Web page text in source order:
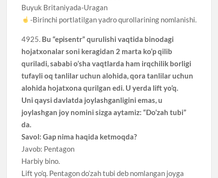
Buyuk Britaniyada-Uragan
-Birinchi portlatilgan yadro qurollarining nomlanishi.
4925. Bu “episentr” qurulishi vaqtida binodagi
hojatxonalar soni keragidan 2 marta ko’p qilib
quriladi, sababi o’sha vaqtlarda ham irqchilik borligi
tufayli oq tanlilar uchun alohida, qora tanlilar uchun
alohida hojatxona qurilgan edi. U yerda lift yo’q.
Uni qaysi davlatda joylashganligini emas, u
joylashgan joy nomini sizga aytamiz: “Do’zah tubi”
da.
Savol: Gap nima haqida ketmoqda?
Javob: Pentagon
Harbiy bino.
Lift yo’q. Pentagon do’zah tubi deb nomlangan joyga